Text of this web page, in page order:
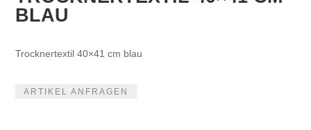
BLAU
Trocknertextil 40×41 cm blau
ARTIKEL ANFRAGEN